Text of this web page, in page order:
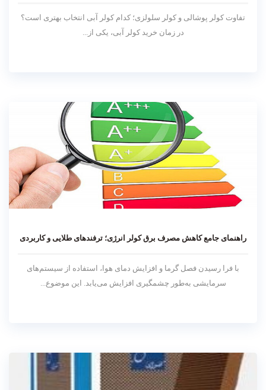
تفاوت کولر پوشالی و کولر سلولزی؛ کدام کولر آبی انتخاب بهتری است؟
در زمان خرید کولر آبی، یکی از...
راهنمای جامع کاهش مصرف برق کولر انرژی؛ ترفندهای طلایی و کاربردی
با فرا رسیدن فصل گرما و افزایش دمای هوا، استفاده از سیستم‌های
سرمایشی به‌طور چشمگیری افزایش می‌یابد. این موضوع...